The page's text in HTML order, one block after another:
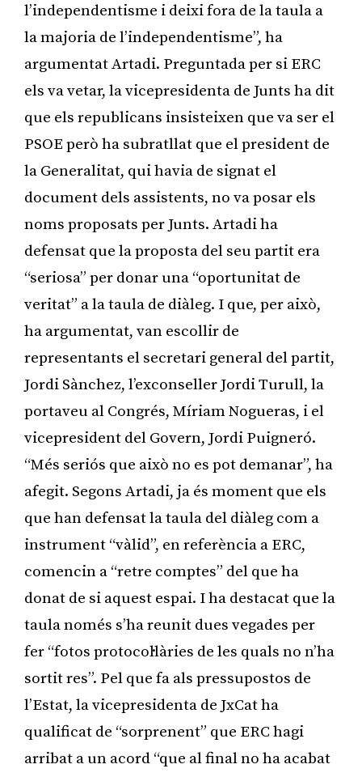
l’independentisme i deixi fora de la taula a
la majoria de l’independentisme”, ha
argumentat Artadi. Preguntada per si ERC
els va vetar, la vicepresidenta de Junts ha dit
que els republicans insisteixen que va ser el
PSOE però ha subratllat que el president de
la Generalitat, qui havia de signat el
document dels assistents, no va posar els
noms proposats per Junts. Artadi ha
defensat que la proposta del seu partit era
“seriosa” per donar una “oportunitat de
veritat” a la taula de diàleg. I que, per això,
ha argumentat, van escollir de
representants el secretari general del partit,
Jordi Sànchez, l’exconseller Jordi Turull, la
portaveu al Congrés, Míriam Nogueras, i el
vicepresident del Govern, Jordi Puigneró.
“Més seriós que això no es pot demanar”, ha
afegit. Segons Artadi, ja és moment que els
que han defensat la taula del diàleg com a
instrument “vàlid”, en referència a ERC,
comencin a “retre comptes” del que ha
donat de si aquest espai. I ha destacat que la
taula només s’ha reunit dues vegades per
fer “fotos protocol·làries de les quals no n’ha
sortit res”. Pel que fa als pressupostos de
l’Estat, la vicepresidenta de JxCat ha
qualificat de “sorprenent” que ERC hagi
arribat a un acord “que al final no ha acabat